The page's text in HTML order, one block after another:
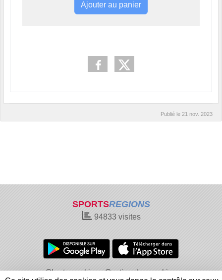
Ajouter au panier
Publié le 21 nov. 2023
SPORTSREGIONS
94833visites
Charte cookies
Gestion des cookies